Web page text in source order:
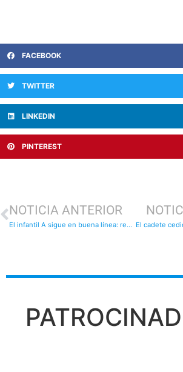
FACEBOOK
TWITTER
LINKEDIN
PINTEREST
NOTICIA ANTERIOR
El infantil A sigue en buena línea: resultados